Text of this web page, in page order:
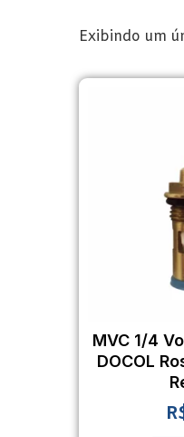
Exibindo um
MVC 1/4
DOCOL